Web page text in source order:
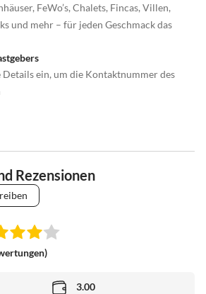
FeWo’s, Chalets, Fincas, Villen,
und mehr – für jeden Geschmack das
Details ein, um die Kontaktnummer des
Rezensionen
3.00